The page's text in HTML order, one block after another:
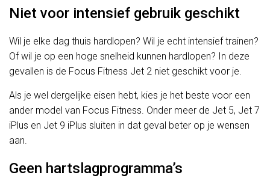
Niet voor intensief gebruik geschikt
Wil je elke dag thuis hardlopen? Wil je echt intensief trainen?
Of wil je op een hoge snelheid kunnen hardlopen? In deze
gevallen is de Focus Fitness Jet 2 niet geschikt voor je.
Als je wel dergelijke eisen hebt, kies je het beste voor een
ander model van Focus Fitness. Onder meer de Jet 5, Jet 7
iPlus en Jet 9 iPlus sluiten in dat geval beter op je wensen
aan.
Geen hartslagprogramma’s